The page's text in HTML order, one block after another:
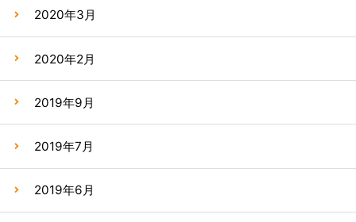
2020年3月
2020年2月
2019年9月
2019年7月
2019年6月